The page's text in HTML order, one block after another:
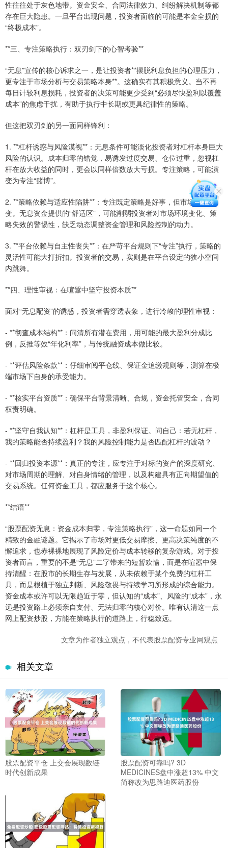
性往往处于灰色地带。资金安全、合同法律效力、纠纷解决机制等都
存在巨大隐患。一旦平台出现问题，投资者面临的可能是本金全损的
“终极成本”。
**三、专注策略执行：双刃剑下的心智考验**
“无息”宣传的核心诉求之一，是让投资者**摆脱利息负担的心理压力，
更专注于市场分析与交易策略本身**。这确实有其积极意义。当不再
每日计较利息损耗，投资者的决策可能更少受到“必须尽快盈利以覆盖
成本”的焦虑干扰，有助于执行中长期或更具纪律性的策略。
但这把双刃剑的另一面同样锋利：
1. **杠杆诱惑与风险漠视**：无息条件可能淡化投资者对杠杆本身巨大
风险的认识。成本归零的错觉，易诱发过度交易、仓位过重，忽视杠
杆在放大收益的同时，更会以同样倍数放大亏损。专注策略，可能演
变为专注“赌博”。
2. **策略依赖与适应性陷阱**：专注既定策略是好事，但市场瞬息万
变。无息资金提供的“舒适区”，可能削弱投资者对市场环境变化、策
略失效的警惕性，缺乏动态调整资金管理和风险控制的动力。
3. **平台依赖与自主性丧失**：在严苛平台规则下“专注”执行，策略的
灵活性可能大打折扣。投资者的交易，实则是在平台设定的狭小空间
内跳舞。
**四、理性审视：在喧嚣中坚守投资本质**
面对“无息配资”的诱惑，投资者需穿透表象，进行冷峻的理性审视：
- **彻查成本结构**：问清所有潜在费用，用可能的最大盈利分成比
例，反推等效“年化利率”，与传统融资成本做比较。
- **评估风险条款**：仔细审阅平仓线、保证金追缴规则等，测算在极
端市场下自身的承受能力。
- **核实平台资质**：确保平台背景清晰、合规，资金托管安全，合同
权责明确。
- **坚守自我认知**：杠杆是工具，非盈利保证。问自己：若无杠杆，
我的策略能否持续盈利？我的风险控制能力是否匹配杠杆的波动？
- **回归投资本源**：真正的专注，应专注于对标的资产的深度研究、
对市场周期的理解、对自身情绪的管理，以及构建具有正向期望值的
交易系统。任何资金工具，都应服务于这个核心。
**结语**
“股票配资无息：资金成本归零，专注策略执行”，这一命题如同一个
精致的金融谜题。它揭示了市场对更低交易摩擦、更高决策纯度的不
懈追求，也赤裸裸地展现了风险定价与成本转移的复杂游戏。对于投
资者而言，重要的不是“无息”二字带来的短暂欢愉，而是在喧嚣中保
持清醒：在股市的长期生存与发展，从未依赖于某个免费的杠杆工
具，而是根植于独立判断、风险敬畏与持续学习所形成的综合能力。
资金成本或许可以无限趋近于零，但认知的“成本”、风险的“成本”，永
远是投资路上必须亲自支付、无法归零的核心对价。唯有认清这一点
网上配资炒股，方能在策略执行的道路上，行稳致远。
文章为作者独立观点，不代表股票配资专业网观点
相关文章
股票配资平仓 上交会展现数链
时代创新成果
股票配资可靠吗? 3D
MEDICINES盘中涨超13% 中文
简称改为思路迪医药股份